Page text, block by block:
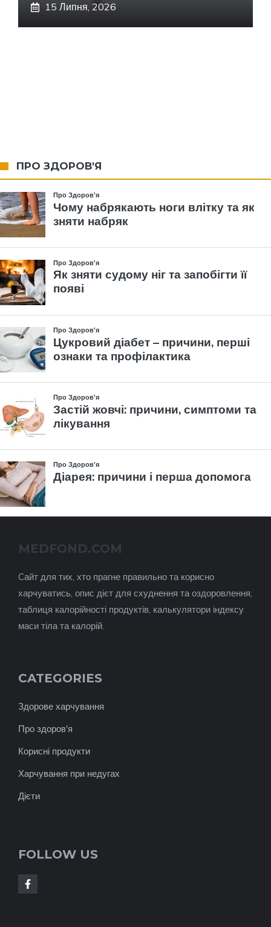
15 Липня, 2026
ПРО ЗДОРОВ'Я
MEDFOND.COM
Cайт для тих, хто прагне правильно та корисно
харчуватись, опис дієт для схуднення та оздоровлення,
таблиця калорійності продуктів, калькулятори індексу
маси тіла та калорій.
CATEGORIES
Здорове харчування
Про здоров'я
Корисні продукти
Харчування при недугах
Дієти
FOLLOW US